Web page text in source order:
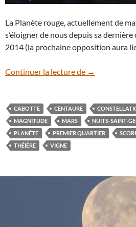
La Planète rouge, actuellement de
s’éloigner de nous depuis sa
2014 (la prochaine opposition aura
Continuer la lecture de Mars et le
→
CABOTTE CENTAURE
MAGNITUDE
MARS NUITS-SAINT-
PLANÈTE
PREMIER QUARTIER
THÉIÈRE
VIGNE